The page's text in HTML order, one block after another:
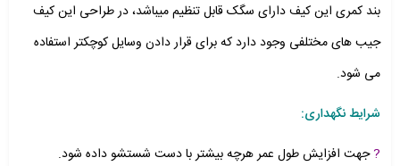
بند کمری این کیف دارای سگک قابل تنظیم میباشد، در طراحی این کیف
جیب های مختلفی وجود دارد که برای قرار دادن وسایل کوچکتر استفاده
می شود.
شرایط نگهداری:
? جهت افزایش طول عمر هرچه بیشتر با دست شستشو داده شود.